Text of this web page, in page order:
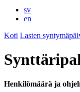
sv
en
Koti Lasten
Henkilömäärä ja